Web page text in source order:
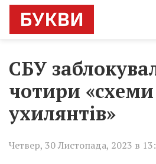
СБУ
чотири
ухилянтів»
Четвер, 30 Листопада, 2023 в